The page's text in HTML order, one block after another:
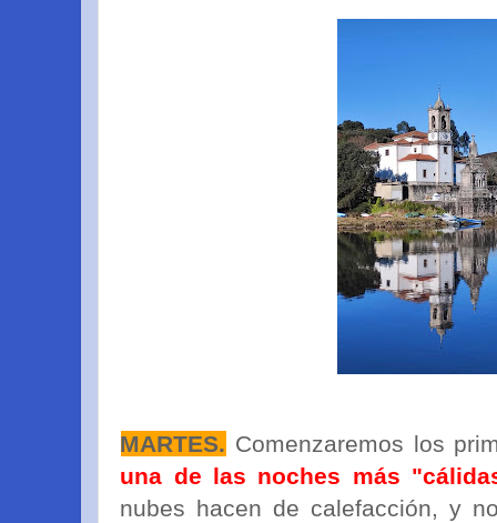
MARTES. Comenzaremos los
una de las noches más
nubes hacen de calefacción, y